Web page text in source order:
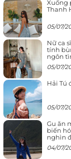
Xuống
Thanh
05/07/
Nữ ca
tính
ngôn
05/07/
Hải Tú
05/07/
Gu ăn
biến
nghìn
04/07/